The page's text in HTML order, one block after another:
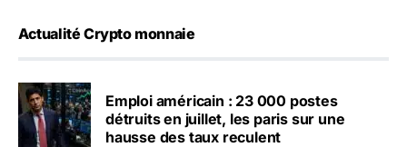
Actualité Crypto monnaie
Emploi américain : 23 000 postes
détruits en juillet, les paris sur une
hausse des taux reculent